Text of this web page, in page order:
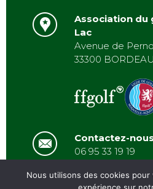
Association du
Lac
Avenue de
33300
Contactez-nous
06 95 33 19 19
Nous utilisons des cookies pour